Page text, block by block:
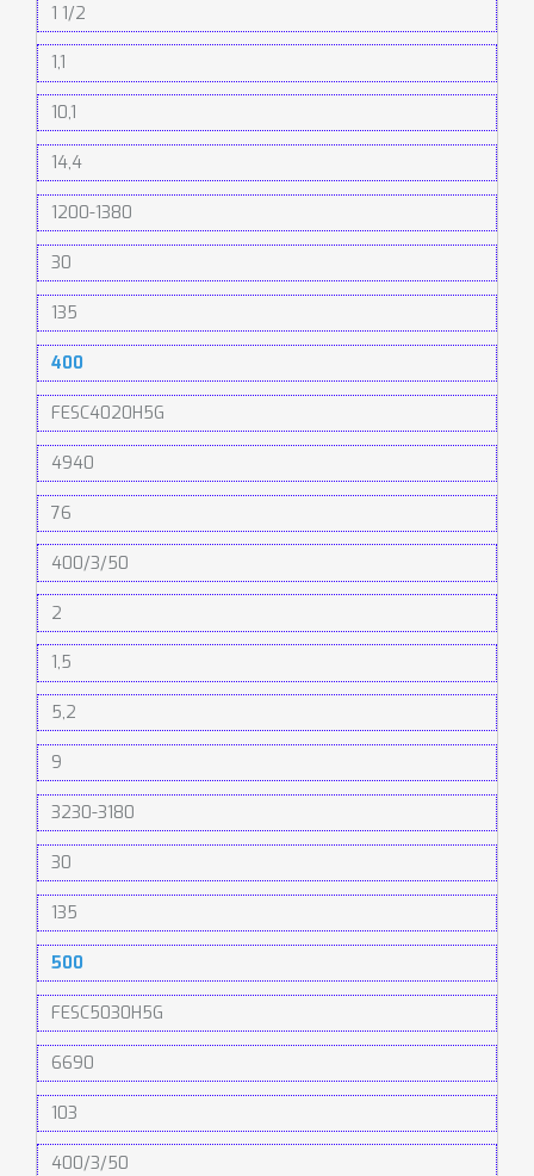
1 1/2
1,1
10,1
14,4
1200-1380
30
135
400
FESC4020H5G
4940
76
400/3/50
2
1,5
5,2
9
3230-3180
30
135
500
FESC5030H5G
6690
103
400/3/50